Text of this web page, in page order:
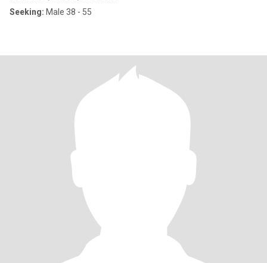
Seeking: Male 38 - 55